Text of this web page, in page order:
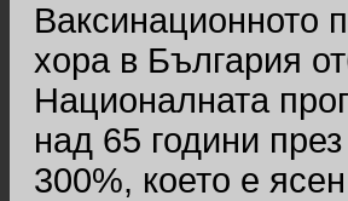
Ваксинационното
хора в България
Националната
над 65 години
300%, което е